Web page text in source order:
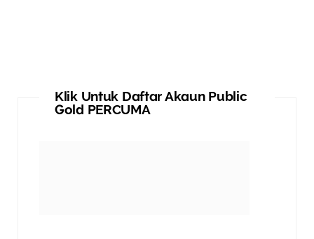
Klik Untuk Daftar Akaun Public
Gold PERCUMA